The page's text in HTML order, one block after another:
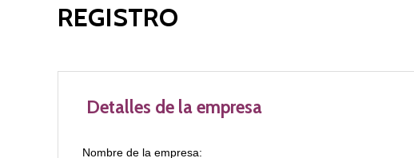
REGISTRO
Detalles de la empresa
Nombre de la empresa: